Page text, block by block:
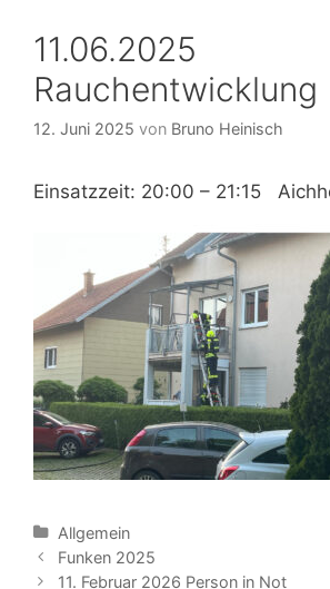
11.06.2025
Rauchentwicklung
12. Juni 2025 von Bruno Heinisch
Einsatzzeit: 20:00 – 21:15
Kategorien
Allgemein
Beitrags-
Navigation
Funken 2025
11. Februar 2026 Person in Not